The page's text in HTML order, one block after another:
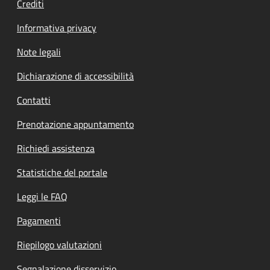
Crediti
Informativa privacy
Note legali
Dichiarazione di accessibilità
Contatti
Prenotazione appuntamento
Richiedi assistenza
Statistiche del portale
Leggi le FAQ
Pagamenti
Riepilogo valutazioni